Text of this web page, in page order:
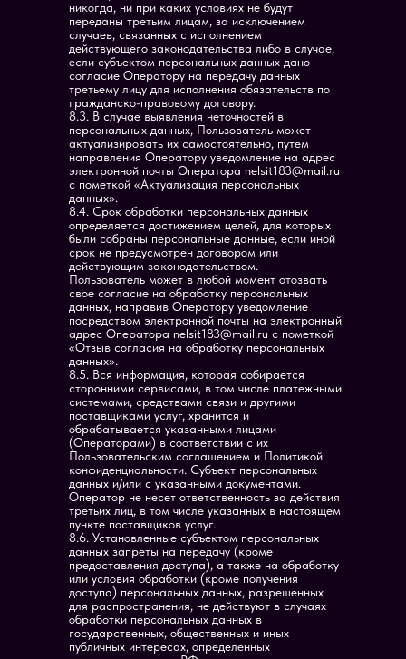
никогда, ни при каких условиях не будут
переданы третьим лицам, за исключением
случаев, связанных с исполнением
действующего законодательства либо в случае,
если субъектом персональных данных дано
согласие Оператору на передачу данных
третьему лицу для исполнения обязательств по
гражданско-правовому договору.
8.3. В случае выявления неточностей в
персональных данных, Пользователь может
актуализировать их самостоятельно, путем
направления Оператору уведомление на адрес
электронной почты Оператора nelsit183@mail.ru
с пометкой «Актуализация персональных
данных».
8.4. Срок обработки персональных данных
определяется достижением целей, для которых
были собраны персональные данные, если иной
срок не предусмотрен договором или
действующим законодательством.
Пользователь может в любой момент отозвать
свое согласие на обработку персональных
данных, направив Оператору уведомление
посредством электронной почты на электронный
адрес Оператора nelsit183@mail.ru с пометкой
«Отзыв согласия на обработку персональных
данных».
8.5. Вся информация, которая собирается
сторонними сервисами, в том числе платежными
системами, средствами связи и другими
поставщиками услуг, хранится и
обрабатывается указанными лицами
(Операторами) в соответствии с их
Пользовательским соглашением и Политикой
конфиденциальности. Субъект персональных
данных и/или с указанными документами.
Оператор не несет ответственность за действия
третьих лиц, в том числе указанных в настоящем
пункте поставщиков услуг.
8.6. Установленные субъектом персональных
данных запреты на передачу (кроме
предоставления доступа), а также на обработку
или условия обработки (кроме получения
доступа) персональных данных, разрешенных
для распространения, не действуют в случаях
обработки персональных данных в
государственных, общественных и иных
публичных интересах, определенных